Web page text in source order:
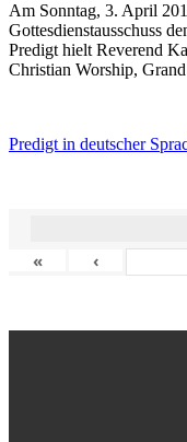
Am Sonntag, 3. April
Gottesdienstausschuss
Predigt hielt Reverend
Christian Worship,
Predigt in deutscher
« ‹